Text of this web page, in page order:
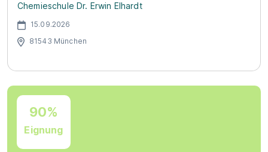
Chemieschule Dr. Erwin Elhardt
15.09.2026
81543 München
90%
Eignung